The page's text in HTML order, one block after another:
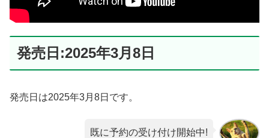
発売日:2025年3月8日
発売日は2025年3月8日です。
既に予約の受け付け開始中!